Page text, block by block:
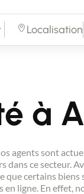
Localisation
à
agents sont
dans ce secteur.
que certains biens
en ligne. En effet,